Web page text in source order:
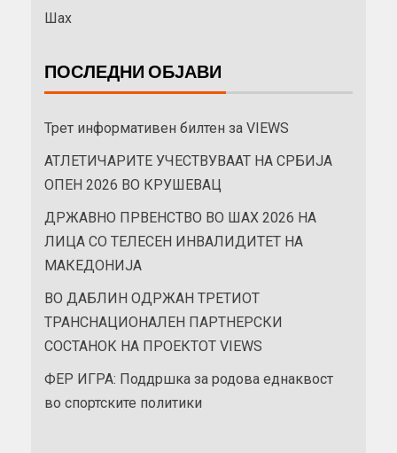
Шах
ПОСЛЕДНИ ОБЈАВИ
Трет информативен билтен за VIEWS
АТЛЕТИЧАРИТЕ УЧЕСТВУВААТ НА СРБИЈА
ОПЕН 2026 ВО КРУШЕВАЦ
ДРЖАВНО ПРВЕНСТВО ВО ШАХ 2026 НА
ЛИЦА СО ТЕЛЕСЕН ИНВАЛИДИТЕТ НА
МАКЕДОНИЈА
ВО ДАБЛИН ОДРЖАН ТРЕТИОТ
ТРАНСНАЦИОНАЛЕН ПАРТНЕРСКИ
СОСТАНОК НА ПРОЕКТОТ VIEWS
ФЕР ИГРА: Поддршка за родова еднаквост
во спортските политики